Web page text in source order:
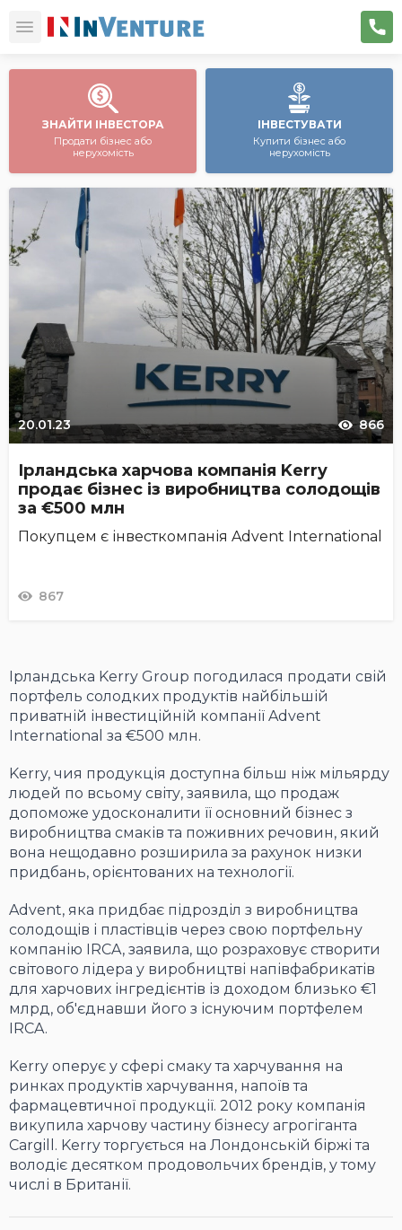
ЗНАЙТИ ІНВЕСТОРА
Продати бізнес або
нерухомість
ІНВЕСТУВАТИ
Купити бізнес або
нерухомість
20.01.23 866
Ірландська харчова компанія Kerry
продає бізнес із виробництва солодощів
за €500 млн
Покупцем є інвесткомпанія Advent International
867
Ірландська Kerry Group погодилася продати свій
портфель солодких продуктів найбільшій
приватній інвестиційній компанії Advent
International за €500 млн.
Kerry, чия продукція доступна більш ніж мільярду
людей по всьому світу, заявила, що продаж
допоможе удосконалити її основний бізнес з
виробництва смаків та поживних речовин, який
вона нещодавно розширила за рахунок низки
придбань, орієнтованих на технології.
Advent, яка придбає підрозділ з виробництва
солодощів і пластівців через свою портфельну
компанію IRCA, заявила, що розраховує створити
світового лідера у виробництві напівфабрикатів
для харчових інгредієнтів із доходом близько €1
млрд, об'єднавши його з існуючим портфелем
IRCA.
Kerry оперує у сфері смаку та харчування на
ринках продуктів харчування, напоїв та
фармацевтичної продукції. 2012 року компанія
викупила харчову частину бізнесу агрогіганта
Cargill. Kerry торгується на Лондонській біржі та
володіє десятком продовольчих брендів, у тому
числі в Британії.